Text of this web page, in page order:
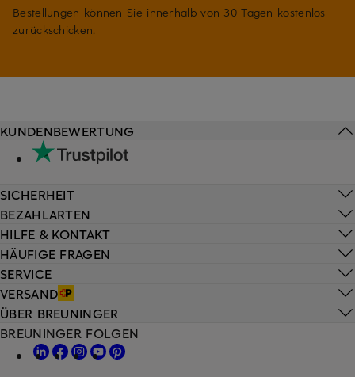
Bestellungen können Sie innerhalb von 30 Tagen kostenlos
zurückschicken.
HILFE & KONTAKT
HÄUFIGE FRAGEN
SERVICE
VERSAND
KUNDENBEWERTUNG
SICHERHEIT
BEZAHLARTEN
ÜBER BREUNINGER
BREUNINGER FOLGEN